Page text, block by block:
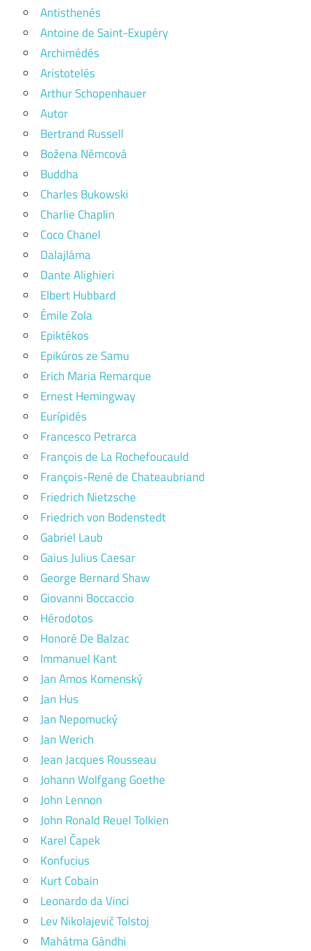
Antisthenés
Antoine de Saint-Exupéry
Archimédés
Aristotelés
Arthur Schopenhauer
Autor
Bertrand Russell
Božena Němcová
Buddha
Charles Bukowski
Charlie Chaplin
Coco Chanel
Dalajláma
Dante Alighieri
Elbert Hubbard
Émile Zola
Epiktékos
Epikúros ze Samu
Erich Maria Remarque
Ernest Hemingway
Eurípidés
Francesco Petrarca
François de La Rochefoucauld
François-René de Chateaubriand
Friedrich Nietzsche
Friedrich von Bodenstedt
Gabriel Laub
Gaius Julius Caesar
George Bernard Shaw
Giovanni Boccaccio
Hérodotos
Honoré De Balzac
Immanuel Kant
Jan Amos Komenský
Jan Hus
Jan Nepomucký
Jan Werich
Jean Jacques Rousseau
Johann Wolfgang Goethe
John Lennon
John Ronald Reuel Tolkien
Karel Čapek
Konfucius
Kurt Cobain
Leonardo da Vinci
Lev Nikolajevič Tolstoj
Mahátma Gándhi